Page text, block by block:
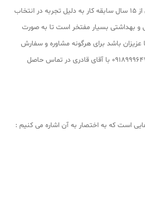
مجموعه نگارلوکس با بیش از ۱۵ سال سابقه کار به دلیل تجربه در انتخاب
و بهداشتی بسیار مفتخر است تا به صورت
باشد برای هرگونه مشاوره و سفارش
عمده می‌توانید با شماره 09189996478 با آقای قادری در تماس حاصل
است که به اختصار به آن اشاره می کنیم :